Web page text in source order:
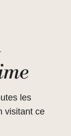
les
visitant ce